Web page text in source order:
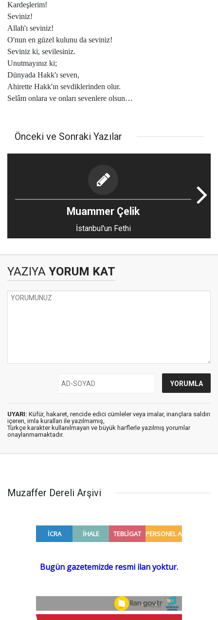
Kardeşlerim!
Seviniz!
Allah'ı seviniz!
O'nun en güzel kulunu da seviniz!
Seviniz ki, sevilesiniz.
Unutmayınız ki;
Dünyada Hakk'ı seven,
Ahirette Hakk'ın sevdiklerinden olur.
Selâm onlara ve onları sevenlere olsun…
Önceki ve Sonraki Yazılar
Muammer Çelik
İstanbul'un Fethi
YAZIYA YORUM KAT
UYARI: Küfür, hakaret, rencide edici cümleler veya imalar, inançlara saldırı
içeren, imla kuralları ile yazılmamış,
Türkçe karakter kullanılmayan ve büyük harflerle yazılmış yorumlar
onaylanmamaktadır.
Muzaffer Dereli Arşivi